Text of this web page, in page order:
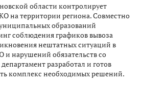
области контролирует
на территории региона. Совместно
образований
соблюдения графиков вывоза
нештатных ситуаций в
и нарушений обязательств со
разработал и готов
комплекс необходимых решений.